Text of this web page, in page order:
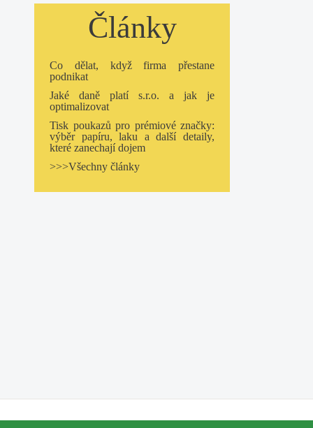
Články
Co dělat, když firma přestane
podnikat
Jaké daně platí s.r.o. a jak je
optimalizovat
Tisk poukazů pro prémiové značky:
výběr papíru, laku a další detaily,
které zanechají dojem
>>>Všechny články